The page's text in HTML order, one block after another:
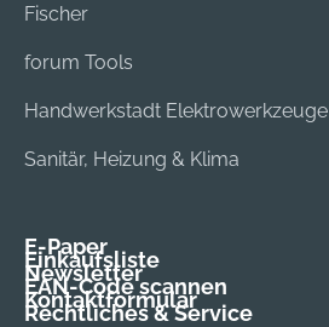
Fischer
forum Tools
Handwerkstadt Elektrowerkzeuge
Sanitär, Heizung & Klima
E-Paper
Einkaufsliste
Newsletter
EAN-Code scannen
Kontaktformular
Rechtliches & Service